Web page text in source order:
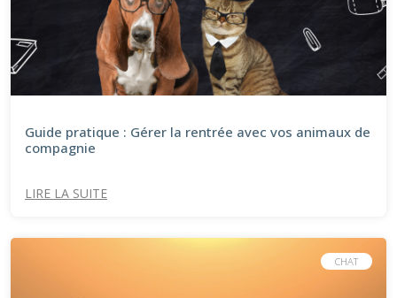
Guide pratique : Gérer la rentrée avec vos animaux de
compagnie
LIRE LA SUITE
CHAT